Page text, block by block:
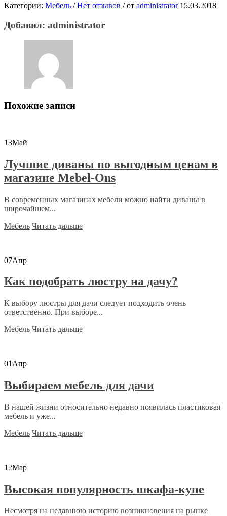
Категории: Мебель / Нет отзывов /от administrator 15.03.2018
Добавил: administrator
Похожие записи
13Май
Лучшие диваны по выгодным ценам в
магазине Mebel-Ons
В современных магазинах мебели можно найти диваны в
широчайшем...
Мебель Читать дальше
07Апр
Как подобрать люстру на дачу?
К выбору люстры для дачи следует подходить очень
ответственно. При выборе...
Мебель Читать дальше
01 Апр
Выбираем мебель для дачи
В нашей жизни относительно недавно появилась пластиковая
мебель и уже...
Мебель Читать дальше
12Мар
Высокая популярность шкафа-купе
Несмотря на недавнюю историю возникновения на рынке